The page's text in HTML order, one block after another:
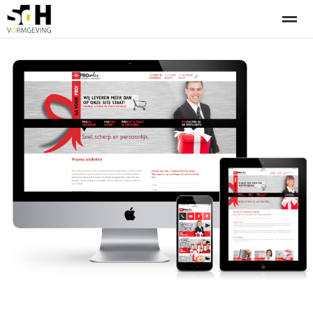
Offerte aanvragen bij SdH Vormgeving
Home Nieuws Contact